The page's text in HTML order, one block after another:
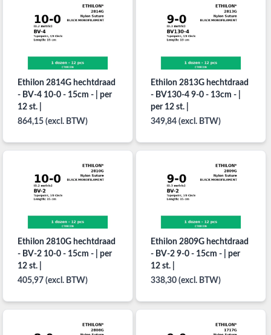
Ethilon 2814G hechtdraad
- BV-4 10-0 - 15cm - | per
12 st. |
864,15 (excl. BTW)
Ethilon 2813G hechtdraad
- BV130-4 9-0 - 13cm - |
per 12 st. |
349,84 (excl. BTW)
Ethilon 2810G hechtdraad
- BV-2 10-0 - 15cm - | per
12 st. |
405,97 (excl. BTW)
Ethilon 2809G hechtdraad
- BV-2 9-0 - 15cm - | per
12 st. |
338,30 (excl. BTW)